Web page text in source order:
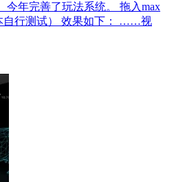
今年完善了玩法系统。 拖入max
自行测试） 效果如下： ……视